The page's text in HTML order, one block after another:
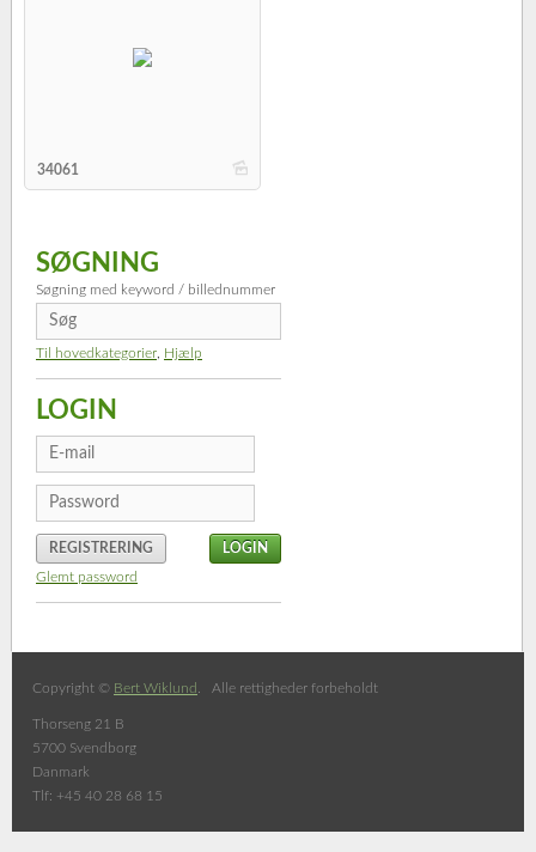
b
34061
SØGNING
Søgning med keyword / billednummer
Til hovedkategorier Hjælp
LOGIN
REGISTRERING
Glemt password
Copyright © Bert Wiklund . Alle rettigheder forbeholdt
Thorseng 21 B
5700 Svendborg
Danmark
Tlf: +45 40 28 68 15